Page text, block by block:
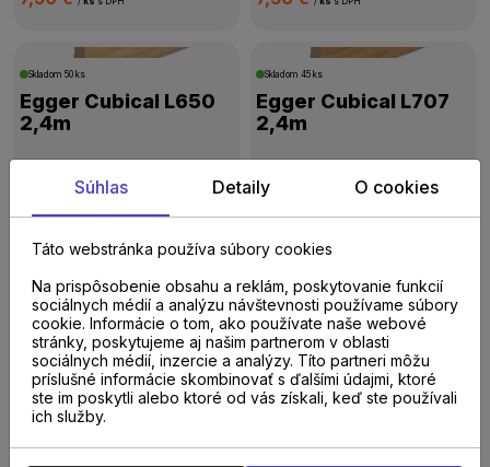
Skladom50 ks
Egger Cubical L650
2,4m
7,50 €/ks s DPH
Skladom 45 ks
Egger Cubical L707
2,4m
7,50 € s DPH
Egger Cubical L695
2,4m
7,50 € /ks s DPH
Skladom
Egger Cubical L610
2,4m
7,50 €/ kss DPH
Súhlas Detaily O cookies
Táto webstránka používa súbory cookies
Na prispôsobenie obsahu a reklám, poskytovanie funkcií
sociálnych médií a analýzu návštevnosti používame súbory
cookie. Informácie o tom, ako používate naše webové
stránky, poskytujeme aj našim partnerom v oblasti
sociálnych médií, inzercie a analýzy. Títo partneri môžu
príslušné informácie skombinovať s ďalšími údajmi, ktoré
ste im poskytli alebo ktoré od vás získali, keď ste používali
ich služby.